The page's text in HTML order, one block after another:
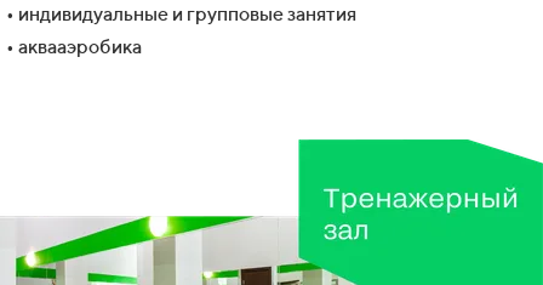
• индивидуальные и групповые занятия
• аквааэробика